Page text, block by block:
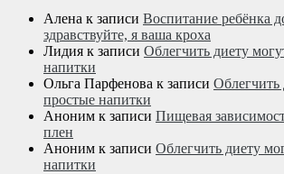
Алена к записи Воспитание ребёнка
здравствуйте, я ваша кроха
Лидия к записи Облегчить диету
напитки
Ольга Парфенова к записи Облегчить
простые напитки
Аноним к записи Пищевая
плен
Аноним к записи Облегчить диету
напитки